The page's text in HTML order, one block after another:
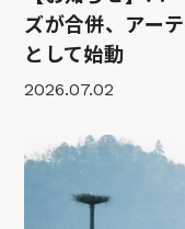
ズが合併、アー
として始動
2026.07.02